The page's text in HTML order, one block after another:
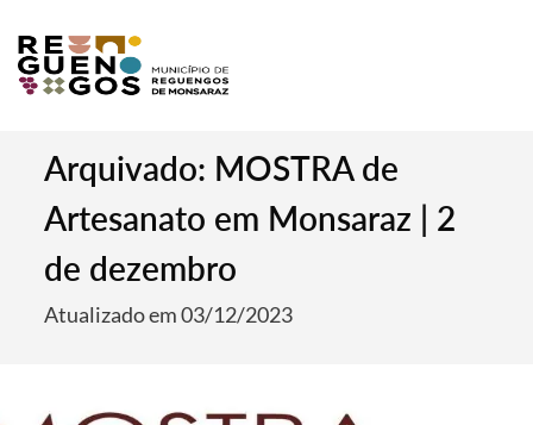
Arquivado: MOSTRA de
Artesanato em Monsaraz | 2
de dezembro
Atualizado em 03/12/2023